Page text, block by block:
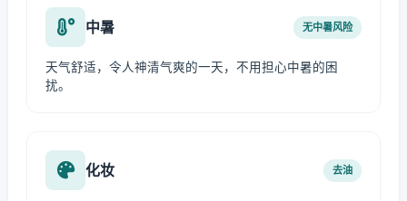
中暑 无中暑风险
天气舒适，令人神清气爽的一天，不用担心中暑的困
扰。
化妆 去油